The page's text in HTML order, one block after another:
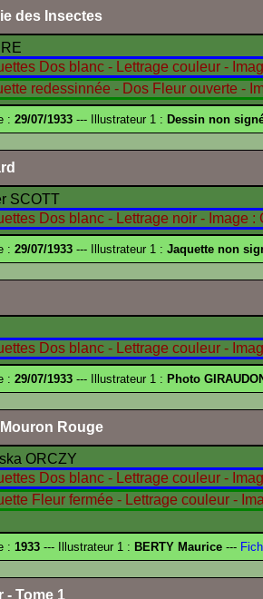
des Insectes
: 29/07/1933 --- Illustrateur 1 : Dessin non
SCOTT
: 29/07/1933 --- Illustrateur 1 : Jaquette non
: 29/07/1933 --- Illustrateur 1 : Photo
Rouge
ORCZY
: 1933 --- Illustrateur 1 : BERTY Maurice ---
- Tome 1